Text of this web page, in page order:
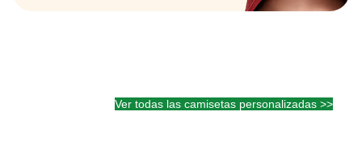
Ver todas las camisetas personalizadas >>